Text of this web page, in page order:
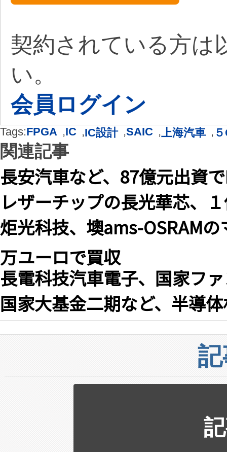
契約されている方は
い。
会員ログイン
Tags:FPGA ,IC ,IC設計 ,SAIC ,上海汽車 ,
関連記事
長安汽車など、87億元出資
レザーチップの長光華芯、
炬光科技、墺ams-OSRAM
万ユーロで買収
長電科技汽車電子、国家フ
国家大基金二期など、半導